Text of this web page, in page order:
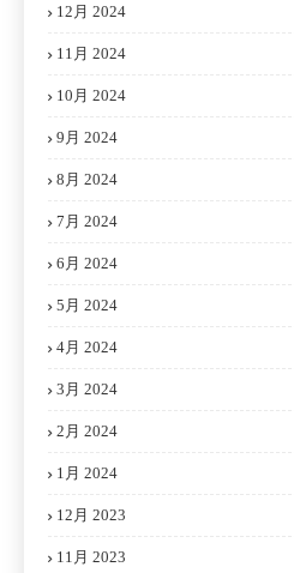
12月 2024
11月 2024
10月 2024
9月 2024
8月 2024
7月 2024
6月 2024
5月 2024
4月 2024
3月 2024
2月 2024
1月 2024
12月 2023
11月 2023